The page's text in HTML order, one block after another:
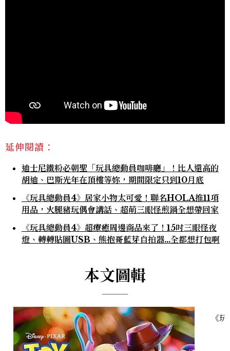
延伸閱讀：
迪士尼鐵粉必朝聖「玩具總動員咖啡廳」！比人還高的
胡迪、巴斯光年在頂樓等妳，期間限定只到10月底
《玩具總動員4》居家小物太可愛！聯名HOLA推11項
用品，火腿豬玩偶會講話、超萌三眼怪煎鍋全想帶回家
《玩具總動員4》超療癒周邊商品來了！15吋三眼怪夜
燈、轉轉貼圖USB、熊抱哥藍芽自拍器...全都想打包啊
本文圖輯
《